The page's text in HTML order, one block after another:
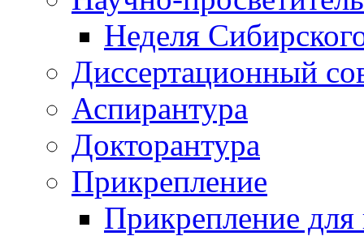
Неделя
Диссертационный
Аспирантура
Докторантура
Прикрепление
Прикрепление для